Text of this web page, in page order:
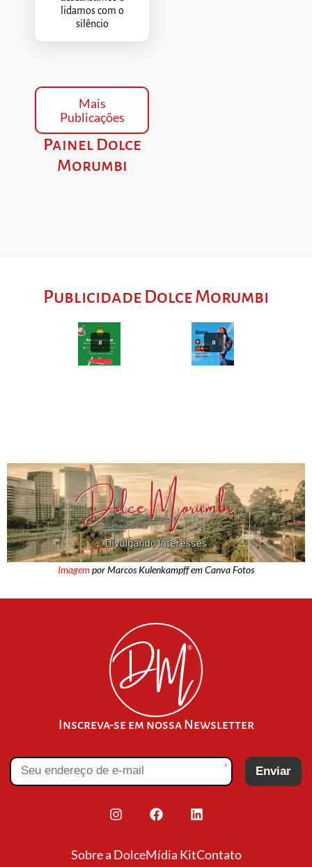
lidamos com o
silêncio
Mais
Publicações
Painel Dolce
Morumbi
Publicidade Dolce Morumbi
Imagempor Marcos Kulenkampff em Canva Fotos
Inscreva-se em nossa Newsletter
* Enviar
Sobre a DolceMídia KitContato